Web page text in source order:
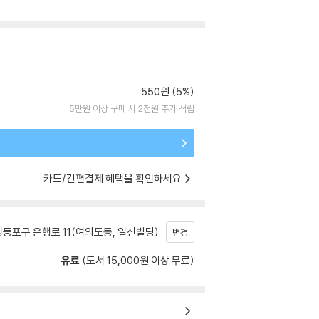
550원 (5%)
5만원 이상 구매 시 2천원 추가 적립
카드/간편결제 혜택을 확인하세요
포구 은행로 11(여의도동, 일신빌딩) 변경
유료 (도서 15,000원 이상 무료)